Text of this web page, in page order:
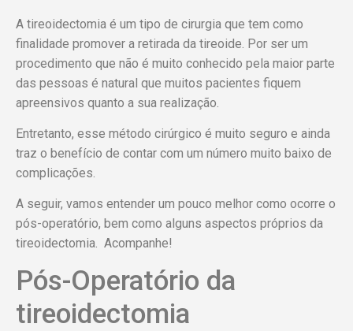
A tireoidectomia é um tipo de cirurgia que tem como
finalidade promover a retirada da tireoide. Por ser um
procedimento que não é muito conhecido pela maior parte
das pessoas é natural que muitos pacientes fiquem
apreensivos quanto a sua realização.
Entretanto, esse método cirúrgico é muito seguro e ainda
traz o benefício de contar com um número muito baixo de
complicações.
A seguir, vamos entender um pouco melhor como ocorre o
pós-operatório, bem como alguns aspectos próprios da
tireoidectomia. Acompanhe!
Pós-Operatório da
tireoidectomia